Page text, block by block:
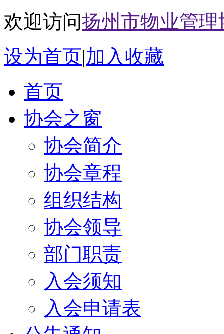
欢迎访问扬州市物业管理
设为首页|加入收藏
首页
协会之窗
协会简介
协会章程
组织结构
协会领导
部门职责
入会须知
入会申请表